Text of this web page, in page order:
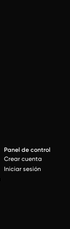
Panel de control
Crear cuenta
Iniciar sesión